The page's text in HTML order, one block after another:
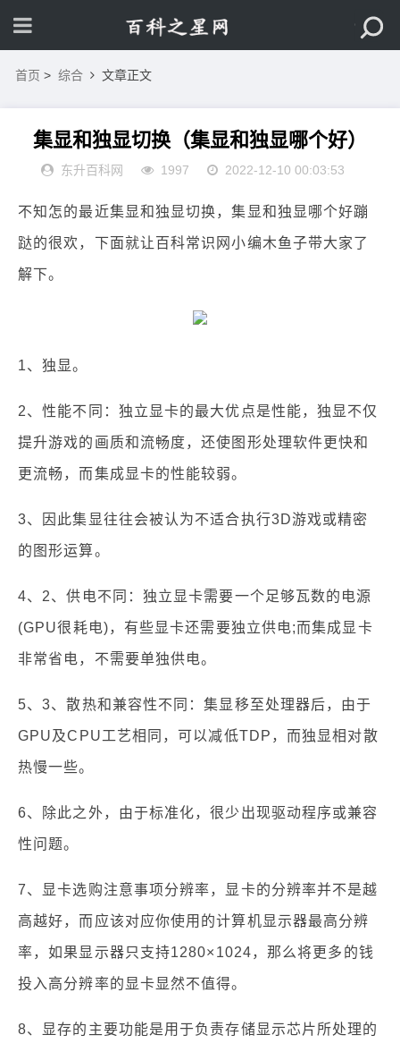
首页 > 综合 文章正文
集显和独显切换（集显和独显哪个好）
东升百科网 1997 2022-12-10 00:03:53
不知怎的最近集显和独显切换，集显和独显哪个好蹦
跶的很欢，下面就让百科常识网小编木鱼子带大家了
解下。
1、独显。
2、性能不同：独立显卡的最大优点是性能，独显不仅
提升游戏的画质和流畅度，还使图形处理软件更快和
更流畅，而集成显卡的性能较弱。
3、因此集显往往会被认为不适合执行3D游戏或精密
的图形运算。
4、2、供电不同：独立显卡需要一个足够瓦数的电源
(GPU很耗电)，有些显卡还需要独立供电;而集成显卡
非常省电，不需要单独供电。
5、3、散热和兼容性不同：集显移至处理器后，由于
GPU及CPU工艺相同，可以减低TDP，而独显相对散
热慢一些。
6、除此之外，由于标准化，很少出现驱动程序或兼容
性问题。
7、显卡选购注意事项分辨率，显卡的分辨率并不是越
高越好，而应该对应你使用的计算机显示器最高分辨
率，如果显示器只支持1280×1024，那么将更多的钱
投入高分辨率的显卡显然不值得。
8、显存的主要功能是用于负责存储显示芯片所处理的